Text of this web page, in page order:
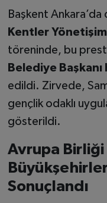
Başkent Ankara’da
Kentler
töreninde, bu
Belediye
edildi. Zirvede,
gençlik odaklı
gösterildi.
Avrupa
Sonuçlandı